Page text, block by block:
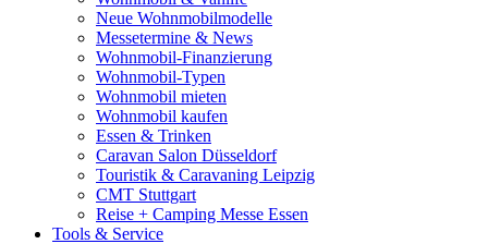
Neue Wohnmobilmodelle
Messetermine & News
Wohnmobil-Finanzierung
Wohnmobil-Typen
Wohnmobil mieten
Wohnmobil kaufen
Essen & Trinken
Caravan Salon Düsseldorf
Touristik & Caravaning Leipzig
CMT Stuttgart
Reise + Camping Messe Essen
Tools & Service